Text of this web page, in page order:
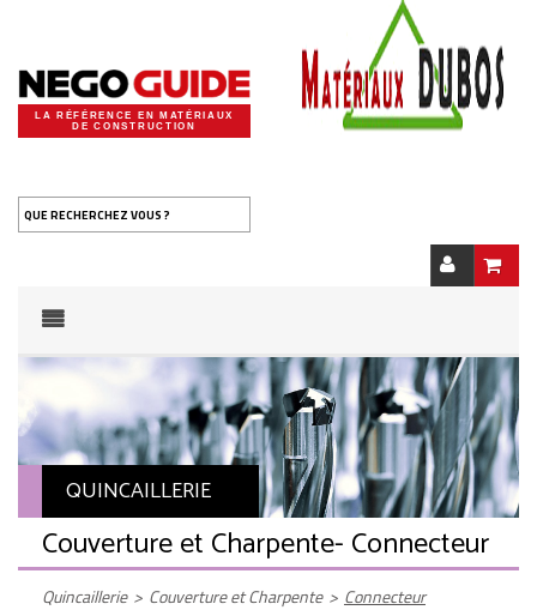
LA RÉFÉRENCE EN MATÉRIAUX
DE CONSTRUCTION
QUE RECHERCHEZ VOUS ?
QUINCAILLERIE
Couverture et Charpente- Connecteur
Quincaillerie > Couverture et Charpente > Connecteur